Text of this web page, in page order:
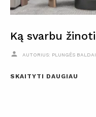
person AUTORIUS: PLUNGĖS BALDAI
SKAITYTI DAUGIAU